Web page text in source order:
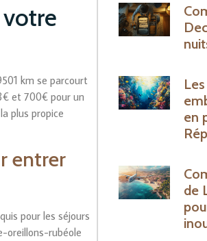
km se parcourt
et 700€ pour un
plus propice
entrer
pour les séjours
oreillons-rubéole
en
de